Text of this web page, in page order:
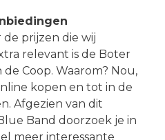
prijzen die wij
relevant is de Boter
Coop. Waarom? Nou,
kopen en tot in de
Afgezien van dit
Band doorzoek je in
meer interessante